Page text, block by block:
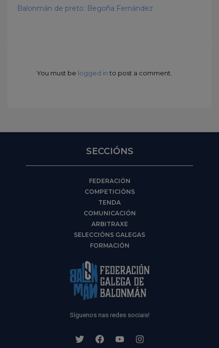
Balonmán de preto: Begoña Fernández
You must be logged in to post a comment.
SECCIÓNS
FEDERACIÓN
COMPETICIÓNS
TENDA
COMUNICACIÓN
ARBITRAXE
SELECCIÓNS GALEGAS
FORMACIÓN
Síguenos nas redes sociais!